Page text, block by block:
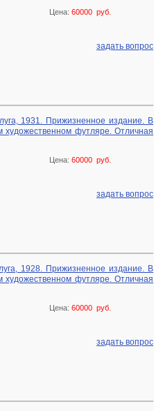
Цена: 60000 руб.
задать вопрос
1931. Прижизненное издание. В
художественном футляре. Отличная
Цена: 60000 руб.
задать вопрос
1928. Прижизненное издание. В
художественном футляре. Отличная
Цена: 60000 руб.
задать вопрос